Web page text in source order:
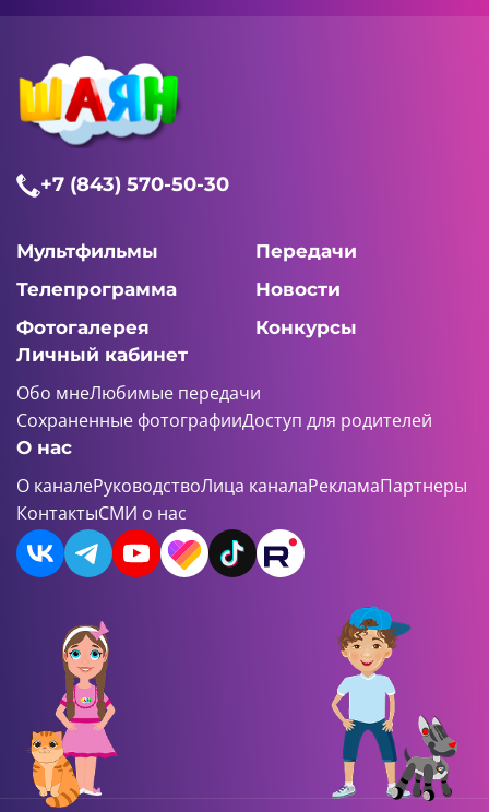
+7 (843) 570-50-30
Мультфильмы
Передачи
Телепрограмма
Новости
Фотогалерея
Конкурсы
Личный кабинет
Обо мнеЛюбимые передачи
Сохраненные фотографииДоступ для родителей
О нас
О каналеРуководствоЛица каналаРекламаПартнеры
КонтактыСМИ о нас